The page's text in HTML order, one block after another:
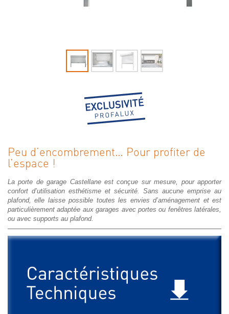
Peu d’encombrement… Pour profiter de
l’espace !
La porte de garage Castellane est conçue sur mesure, pour apporter
confort d’utilisation esthétisme et sécurité. Sans aucune emprise au
plafond, elle laisse possible toutes les envies d’aménagement et est
particulièrement adaptée aux garages avec portes ou fenêtres latérales,
ou avec supports au plafond.